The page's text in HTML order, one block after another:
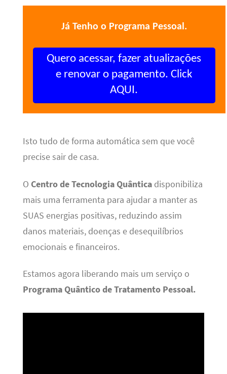
Já Tenho o Programa Pessoal.
Quero acessar, fazer atualizações
e renovar o pagamento. Click
AQUI.
Isto tudo de forma automática sem que você
precise sair de casa.
O Centro de Tecnologia Quânticadisponibiliza
mais uma ferramenta para ajudar a manter as
SUAS energias positivas, reduzindo assim
danos materiais, doenças e desequilíbrios
emocionais e financeiros.
Estamos agora liberando mais um serviço o
Programa Quântico de Tratamento Pessoal.